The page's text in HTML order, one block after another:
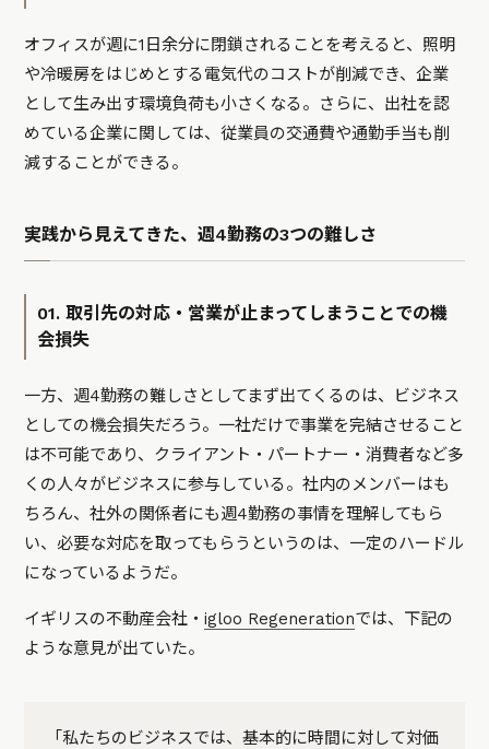
オフィスが週に1日余分に閉鎖されることを考えると、照明
や冷暖房をはじめとする電気代のコストが削減でき、企業
として生み出す環境負荷も小さくなる。さらに、出社を認
めている企業に関しては、従業員の交通費や通勤手当も削
減することができる。
実践から見えてきた、週4勤務の3つの難しさ
01. 取引先の対応・営業が止まってしまうことでの機
会損失
一方、週4勤務の難しさとしてまず出てくるのは、ビジネス
としての機会損失だろう。一社だけで事業を完結させること
は不可能であり、クライアント・パートナー・消費者など多
くの人々がビジネスに参与している。社内のメンバーはも
ちろん、社外の関係者にも週4勤務の事情を理解してもら
い、必要な対応を取ってもらうというのは、一定のハードル
になっているようだ。
イギリスの不動産会社・igloo Regenerationでは、下記の
ような意見が出ていた。
「私たちのビジネスでは、基本的に時間に対して対価